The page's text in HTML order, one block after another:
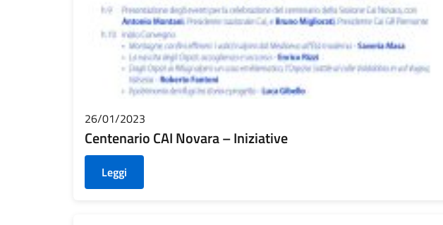
26/01/2023
Centenario CAI Novara – Iniziative
Leggi